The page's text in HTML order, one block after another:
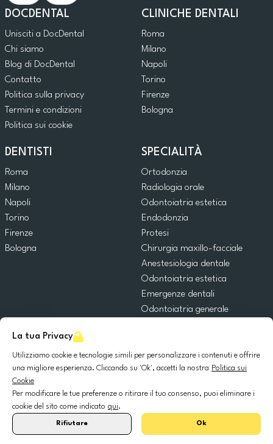
La tua Privacy
Utilizziamo cookie e tecnologie simili per personalizzare i contenuti e offrire
una migliore esperienza. Cliccando su 'Ok', accetti la nostra Politica sui
Cookie
Per modificare le tue preferenze o ritirare il tuo consenso, puoi eliminare i
cookie del sito come indicato qui.
Rifiutare Ok
DOCDENTAL
Unisciti a DocDental
Chi siamo
Blog di DocDental
Contatto
Politica sulla privacy
Termini e condizioni
Politica sui cookie
CLINICHE DENTALI
Roma
Milano
Napoli
Torino
Firenze
Bologna
DENTISTI
Roma
Milano
Napoli
Torino
Firenze
Bologna
SPECIALITÀ
Ortodonzia
Radiologia orale
Odontoiatria estetica
Endodonzia
Protesi
Chirurgia maxillo-facciale
Anestesiologia dentale
Odontoiatria estetica
Emergenze dentali
Odontoiatria generale
Implantologia dentale
Parodontologia
© 2025 DocDental. Tutti i diritti riservati.
United
Kingdom
España Polska